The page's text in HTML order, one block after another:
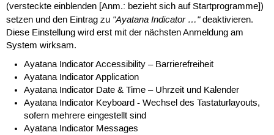
(versteckte einblenden [Anm.: bezieht sich auf Startprogramme])
setzen und den Eintrag zu "Ayatana Indicator …"deaktivieren.
Diese Einstellung wird erst mit der nächsten Anmeldung am
System wirksam.
Ayatana Indicator Accessibility – Barrierefreiheit
Ayatana Indicator Application
Ayatana Indicator Date & Time – Uhrzeit und Kalender
Ayatana Indicator Keyboard - Wechsel des Tastaturlayouts,
sofern mehrere eingestellt sind
Ayatana Indicator Messages